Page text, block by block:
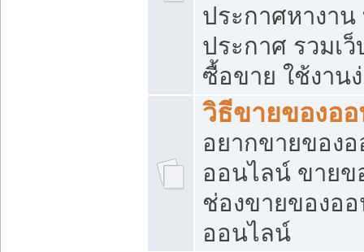
ประกาศหางาน
ประกาศ รวมเ
ซื้อขาย ใช้งาน
วิธีขายของอ
อยากขายของ
ออนไลน์ ขายข
ช่องขายของอ
ออนไลน์